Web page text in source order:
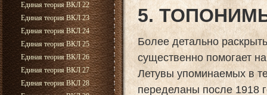
Единая теория ВКЛ 22
Единая теория ВКЛ 23
Единая теория ВКЛ 24
Единая теория ВКЛ 25
Единая теория ВКЛ 26
Единая теория ВКЛ 27
Единая теория ВКЛ 28
5.
Более детально
существенно помогает
Летувы упоминаемых в
переделаны после 1918